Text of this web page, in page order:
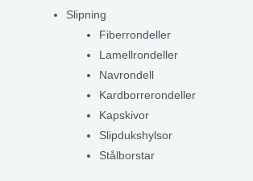
Slipning
Fiberrondeller
Lamellrondeller
Navrondell
Kardborrerondeller
Kapskivor
Slipdukshylsor
Stålborstar